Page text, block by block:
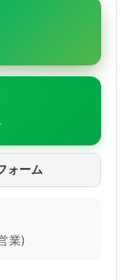
ォーム
業)